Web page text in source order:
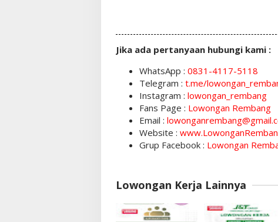
Jika ada pertanyaan hubungi kami :
WhatsApp : 0831-4117-5118
Telegram : t.me/
Instagram : lowongan_rembang
Fans Page : Lowongan Rembang
Email :
Website :
Grup Facebook : Lowongan
Lowongan Kerja Lainnya